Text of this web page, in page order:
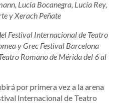
Lucía Bocanegra, Lucía Rey,
y Xerach Peñate
Festival Internacional de Teatro
y Grec Festival Barcelona
Romano de Mérida del 6 al
por primera vez a la arena
Internacional de Teatro